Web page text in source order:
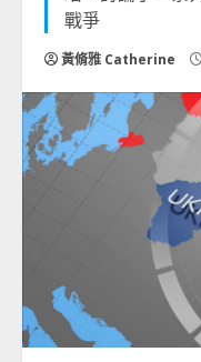
戰爭
黃脩雅 Catherine